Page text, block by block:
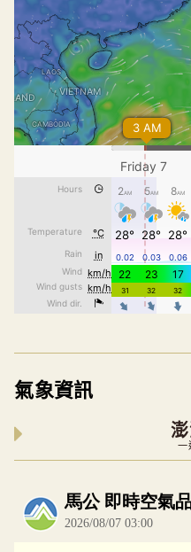
氣象資訊
一
內嵌空氣品質小工